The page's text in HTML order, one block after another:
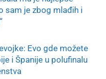
sam je zbog mlađih i
Evo gde možete
i Španije u polufinalu